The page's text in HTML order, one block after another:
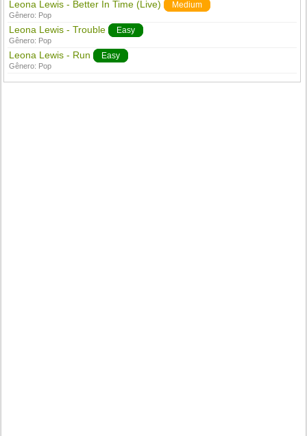
Leona Lewis - Better In Time (Live) Medium
Gênero: Pop
Leona Lewis - Trouble Easy
Gênero: Pop
Leona Lewis - Run Easy
Gênero: Pop